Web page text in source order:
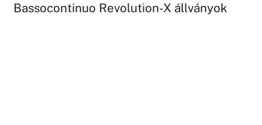
Bassocontinuo Revolution-X állványok